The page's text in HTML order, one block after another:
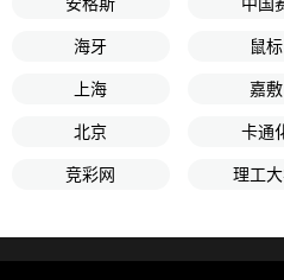
海牙 鼠标
上海 嘉敷
北京 卡通
竞彩网 理工